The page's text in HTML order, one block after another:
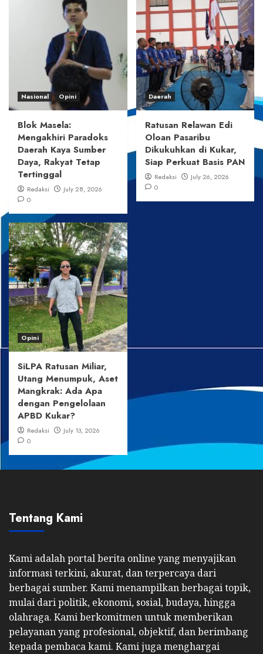
Nasional Opini
Blok Masela:
Mengakhiri Paradoks
Daerah Kaya Sumber
Daya, Rakyat Tetap
Tertinggal
Redaksi
July 28, 2026
0
Daerah
Ratusan Relawan Edi
Oloan Pasaribu
Dikukuhkan di Kukar,
Siap Perkuat Basis PAN
Redaksi
July 26, 2026
0
Opini
SiLPA Ratusan Miliar,
Utang Menumpuk, Aset
Mangkrak: Ada Apa
dengan Pengelolaan
APBD Kukar?
Redaksi
July 13, 2026
0
Tentang Kami
Kami adalah portal berita online yang menyajikan
informasi terkini, akurat, dan terpercaya dari
berbagai sumber. Kami menampilkan berbagai topik,
mulai dari politik, ekonomi, sosial, budaya, hingga
olahraga. Kami berkomitmen untuk memberikan
pelayanan yang profesional, objektif, dan berimbang
kepada pembaca kami. Kami juga menghargai